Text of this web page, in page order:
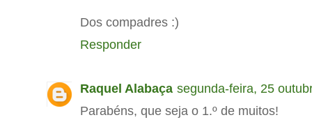
Dos compadres :)
Responder
Raquel Alabaça segunda-feira, 25
Parabéns, que seja o 1.º de muitos!